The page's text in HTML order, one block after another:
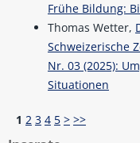
Frühe Bildung:
Thomas Wetter,
Schweizerische
Nr. 03 (2025):
Situationen
1 2 3 4 5 > >>